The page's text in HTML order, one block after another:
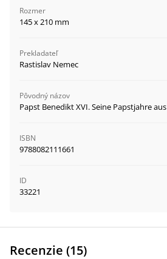
Rozmer
145 x 210 mm
Prekladateľ
Rastislav Nemec
Pôvodný názov
Papst Benedikt XVI. Seine Papstjahre
ISBN
9788082111661
ID
33221
Recenzie (15)